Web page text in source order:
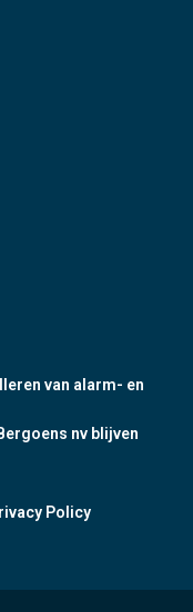
van alarm- en
nv blijven
Policy